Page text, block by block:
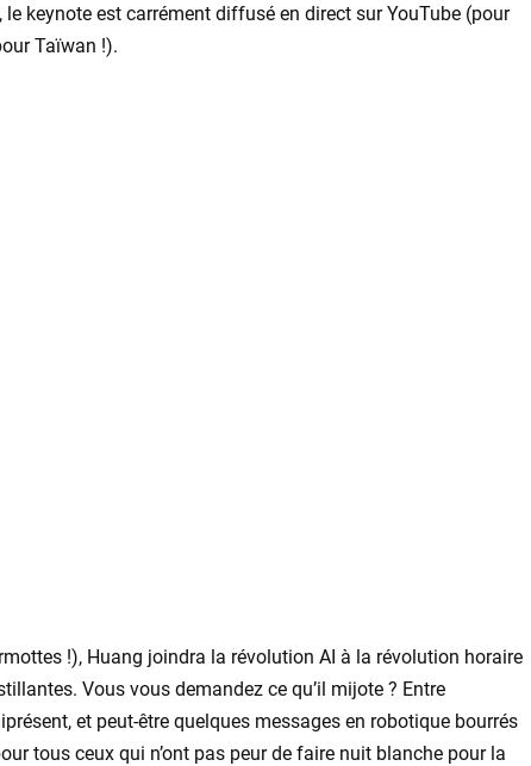
keynote est carrément diffusé en direct sur YouTube (pour
Taïwan !).
!), Huang joindra la révolution AI à la révolution horaire
Vous vous demandez ce qu’il mijote ? Entre
et peut-être quelques messages en robotique bourrés
tous ceux qui n’ont pas peur de faire nuit blanche pour la